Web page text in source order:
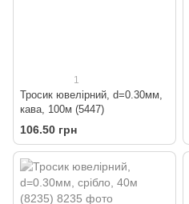
1
Тросик ювелірний, d=0.30мм,
кава, 100м (5447)
106.50 грн